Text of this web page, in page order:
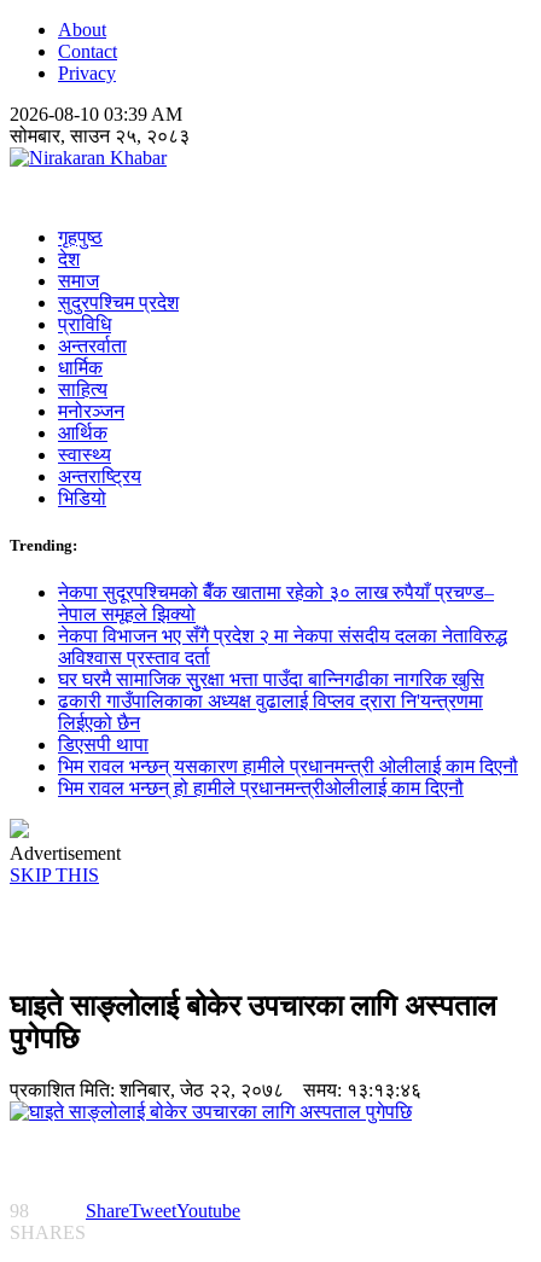
About
Contact
Privacy
2026-08-10 03:39 AM
सोमबार, साउन २५, २०८३
गृहपुष्ठ
देश
समाज
सुदुरपश्चिम प्रदेश
प्राविधि
अन्तरर्वाता
धार्मिक
साहित्य
मनोरञ्जन
आर्थिक
स्वास्थ्य
अन्तराष्ट्रिय
भिडियो
Trending:
नेकपा सुदूरपश्चिमको बैँक खातामा रहेको ३० लाख रुपैयाँ प्रचण्ड–
नेपाल समूहले झिक्य‍ो
नेकपा विभाजन भए सँगै प्रदेश २ मा नेकपा संसदीय दलका नेताविरुद्ध
अविश्वास प्रस्ताव दर्ता
घर घरमै सामाजिक सुुरक्षा भत्ता पाउँदा बान्निगढीका नागरिक खुसि
ढकारी गाउँपालिकाका अध्यक्ष वुढालाई विप्लव द्रारा नि'यन्त्रणमा
लिईएको छैन
डिएसपी थापा
भिम रावल भन्छन् यसकारण हामीले प्रधानमन्त्री ओलीलाई काम दिएनौ
भिम रावल भन्छन् हो हामीले प्रधानमन्त्रीओलीलाई काम दिएनौ
Advertisement
SKIP THIS
घाइते साङ्लोलाई बोकेर उपचारका लागि अस्पताल
पुगेपछि
प्रकाशित मिति:शनिबार, जेठ २२, २०७८ समय: १३:१३:४६
98
SHARES
ShareTweetYoutube